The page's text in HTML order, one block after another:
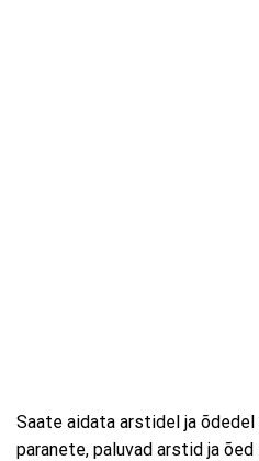
Saate aidata arstidel ja õdedel
paranete, paluvad arstid ja